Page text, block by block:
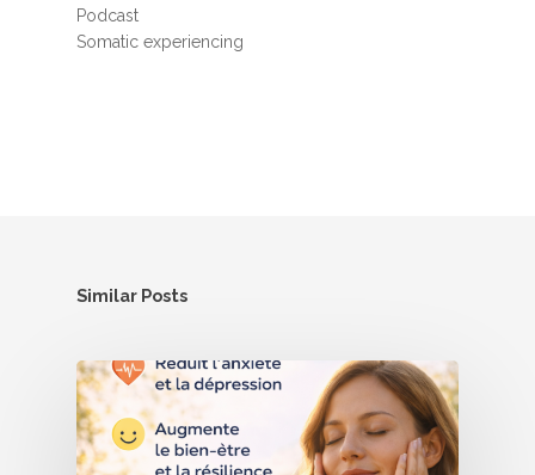
Podcast
Somatic experiencing
Similar Posts